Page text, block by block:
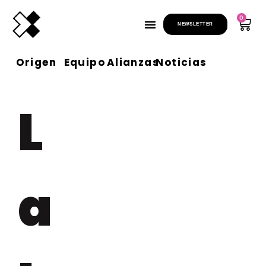
NEWSLETTER
0
Origen EquipoAlianzasNoticias
L
a